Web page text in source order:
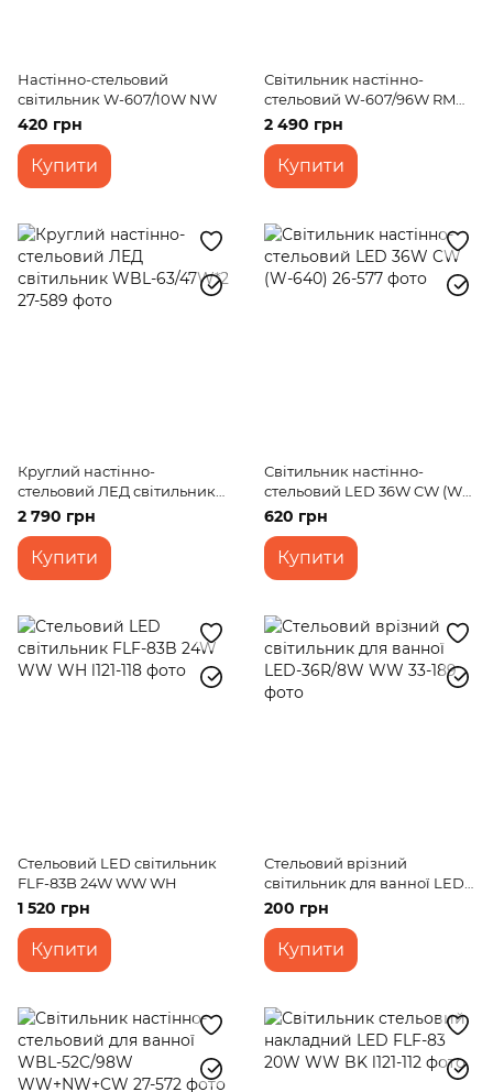
Настінно-стельовий
світильник W-607/10W NW
420 грн
Купити
Світильник настінно-
стельовий W-607/96W RM
WW+CW+NW
2 490 грн
Купити
Круглий настінно-
стельовий ЛЕД світильник
WBL-63/47W*2
2 790 грн
Купити
Світильник настінно-
стельовий LED 36W CW (W-
640)
620 грн
Купити
Стельовий LED світильник
FLF-83B 24W WW WH
1 520 грн
Купити
Стельовий врізний
світильник для ванної LED-
36R/8W WW
200 грн
Купити